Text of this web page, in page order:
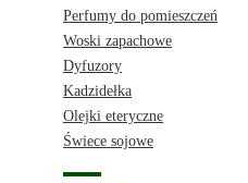
Perfumy do pomieszczeń
Woski zapachowe
Dyfuzory
Kadzidełka
Olejki eteryczne
Świece sojowe